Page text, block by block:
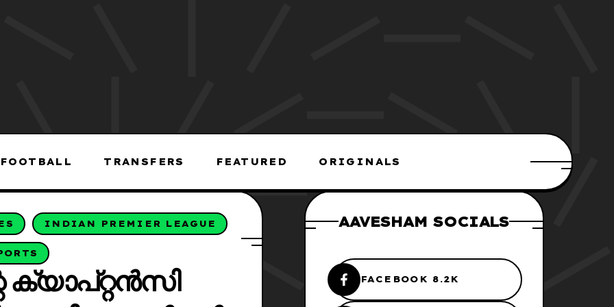
FOOTBALL TRANSFERS FEATURED ORIGINALS
INDIAN PREMIER LEAGUE AAVESHAM SOCIALS
FACEBOOK 8.2K